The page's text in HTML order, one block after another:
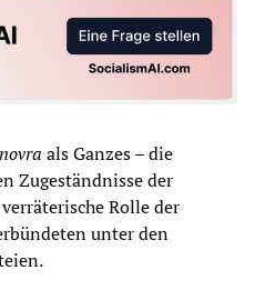
als Ganzes – die
Zugeständnisse der
Rolle der
unter den